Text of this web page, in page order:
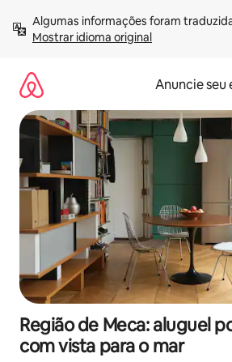
para
Mostrar idioma original
Anuncie seu
Região de Meca: aluguel
com vista para o mar